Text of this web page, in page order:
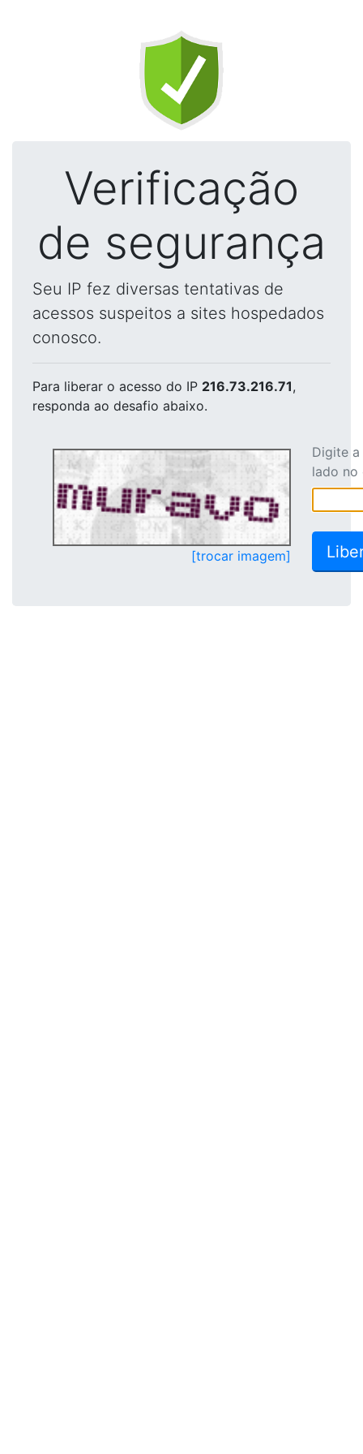
Verificação
de segurança
Seu IP fez diversas tentativas de
acessos suspeitos a sites hospedados
conosco.
Para liberar o acesso do IP 216.73.216.71,
responda ao desafio abaixo.
[trocar imagem]
Digite
lado no